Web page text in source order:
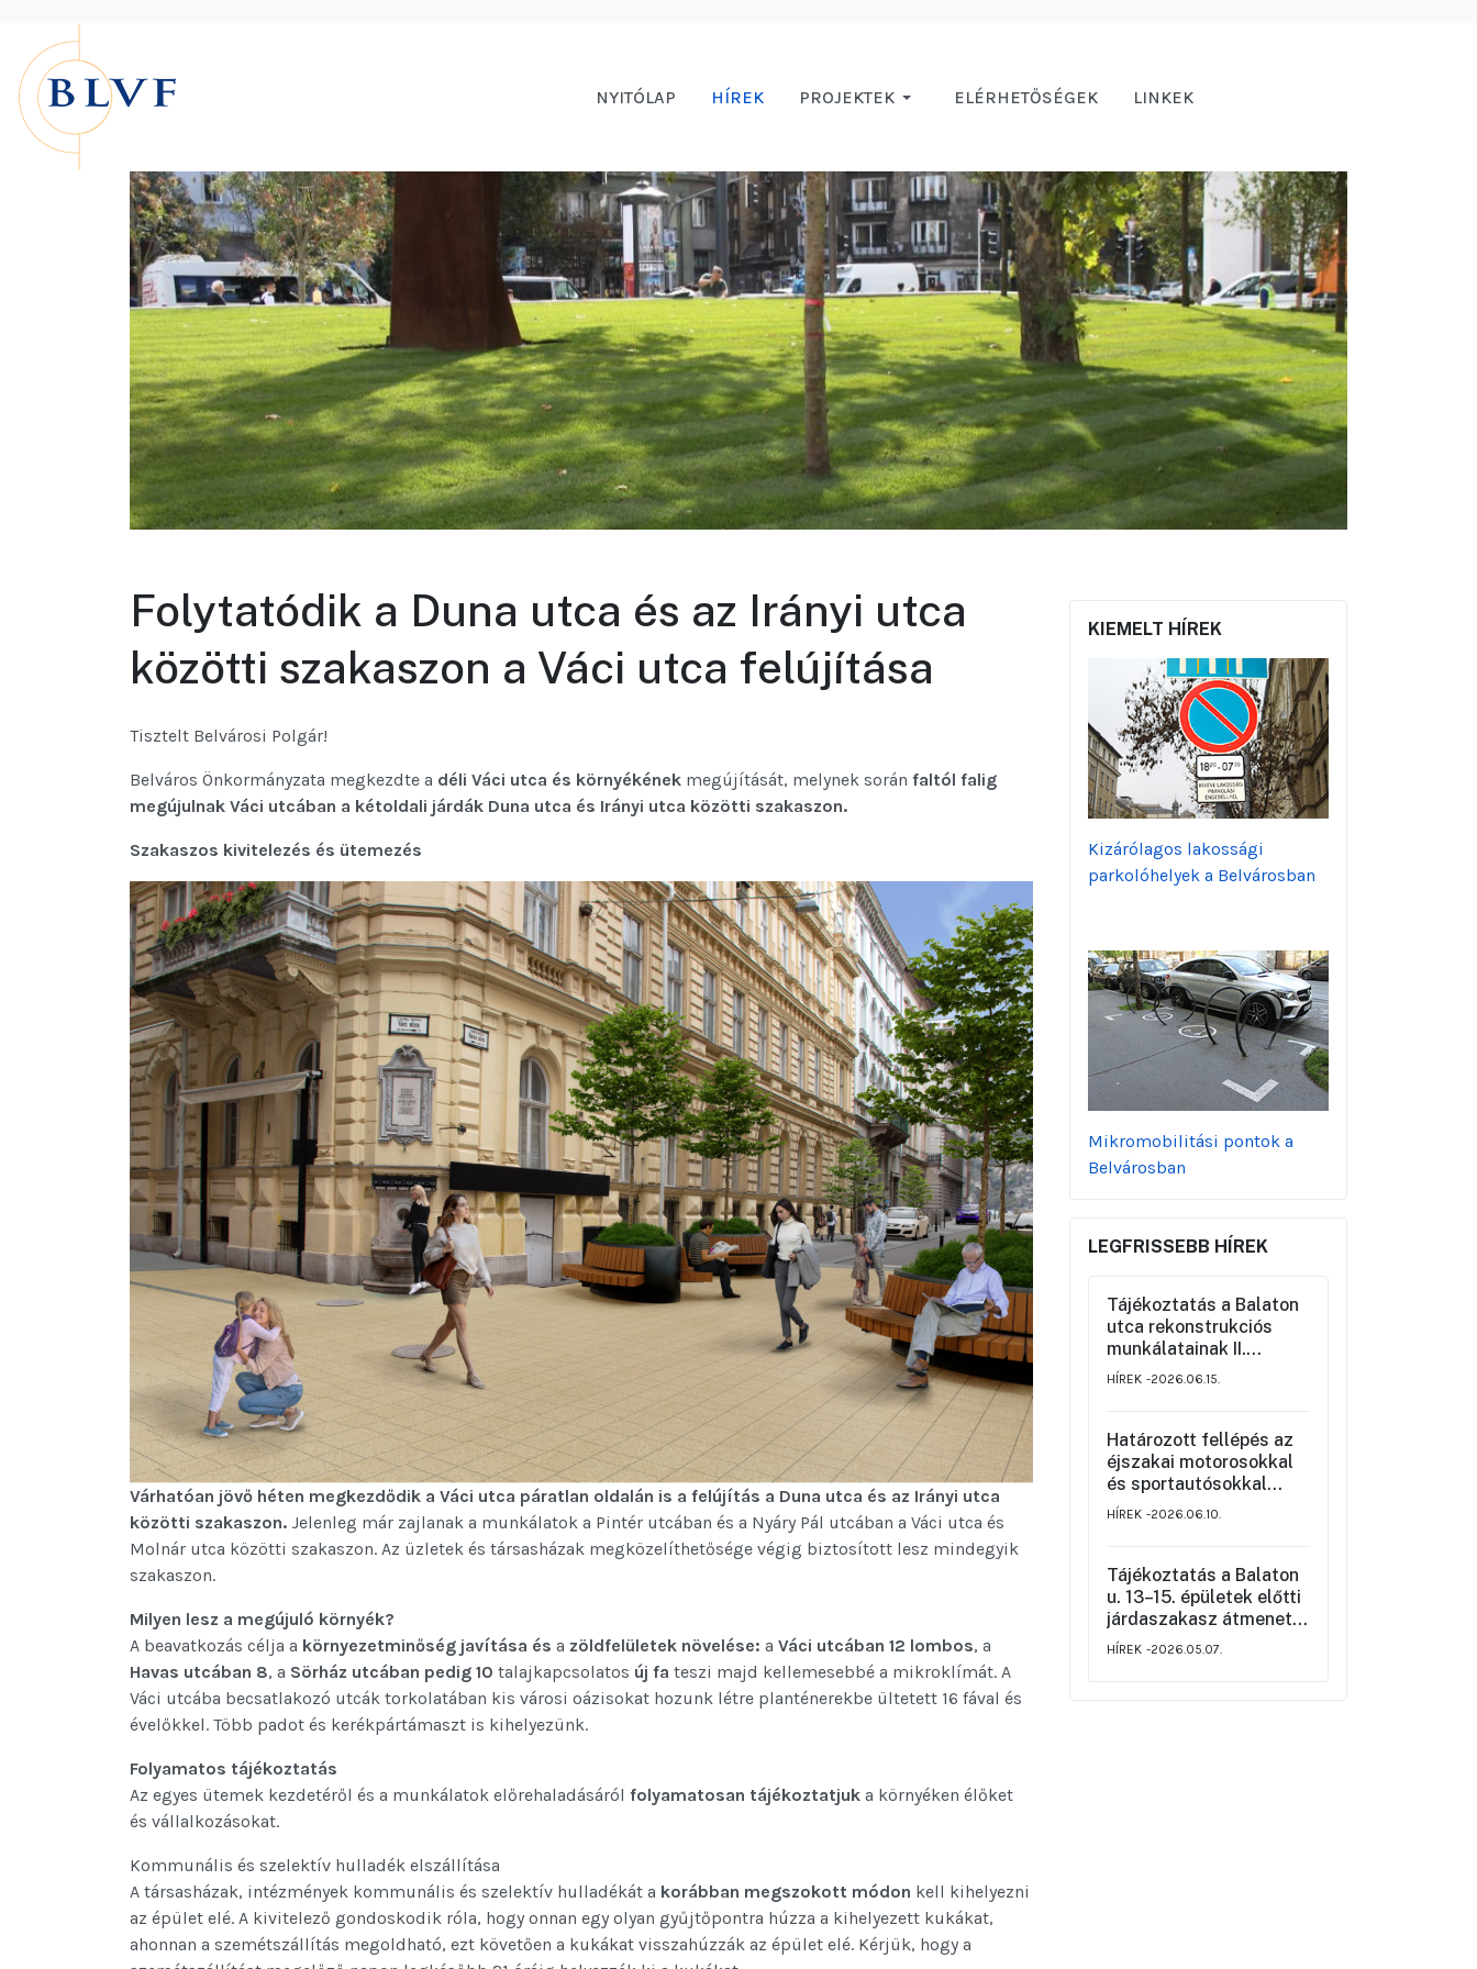
NYITÓLAP HÍREK PROJEKTEK ELÉRHETŐSÉGEK LINKEK
Folytatódik a Duna utca és az Irányi utca
közötti szakaszon a Váci utca felújítása
Tisztelt Belvárosi Polgár!
Belváros Önkormányzata megkezdte a déli Váci utca és környékének megújítását, melynek során faltól falig
megújulnak Váci utcában a kétoldali járdák Duna utca és Irányi utca közötti szakaszon.
Szakaszos kivitelezés és ütemezés
Várhatóan jövő héten megkezdődik a Váci utca páratlan oldalán is a felújítás a Duna utca és az Irányi utca
közötti szakaszon. Jelenleg már zajlanak a munkálatok a Pintér utcában és a Nyáry Pál utcában a Váci utca és
Molnár utca közötti szakaszon. Az üzletek és társasházak megközelíthetősége végig biztosított lesz mindegyik
szakaszon.
Milyen lesz a megújuló környék?
A beavatkozás célja a környezetminőség javítása és a zöldfelületek növelése: a Váci utcában 12 lombos, a
Havas utcában 8, a Sörház utcában pedig 10 talajkapcsolatos új fa teszi majd kellemesebbé a mikroklímát. A
Váci utcába becsatlakozó utcák torkolatában kis városi oázisokat hozunk létre planténerekbe ültetett 16 fával és
évelőkkel. Több padot és kerékpártámaszt is kihelyezünk.
Folyamatos tájékoztatás
Az egyes ütemek kezdetéről és a munkálatok előrehaladásáról folyamatosan tájékoztatjuk a környéken élőket
és vállalkozásokat.
Kommunális és szelektív hulladék elszállítása
A társasházak, intézmények kommunális és szelektív hulladékát a korábban megszokott módon kell kihelyezni
az épület elé. A kivitelező gondoskodik róla, hogy onnan egy olyan gyűjtőpontra húzza a kihelyezett kukákat,
ahonnan a szemétszállítás megoldható, ezt követően a kukákat visszahúzzák az épület elé. Kérjük, hogy a
KIEMELT HÍREK
Kizárólagos lakossági
parkolóhelyek a Belvárosban
Mikromobilitási pontok a
Belvárosban
LEGFRISSEBB HÍREK
Tájékoztatás a Balaton
utca rekonstrukciós
munkálatainak II.
üteméről a Szemere
valamint a környék
ideiglenes forgalmi
rendjéről
HÍREK 2026.06.15.
Határozott fellépés az
éjszakai motorosokkal
és sportautósokkal
szemben
HÍREK 2026.06.10.
Tájékoztatás a Balaton
u. 13–15. épületek előtti
járdaszakasz átmeneti
korlátozásáról
HÍREK 2026.05.07.